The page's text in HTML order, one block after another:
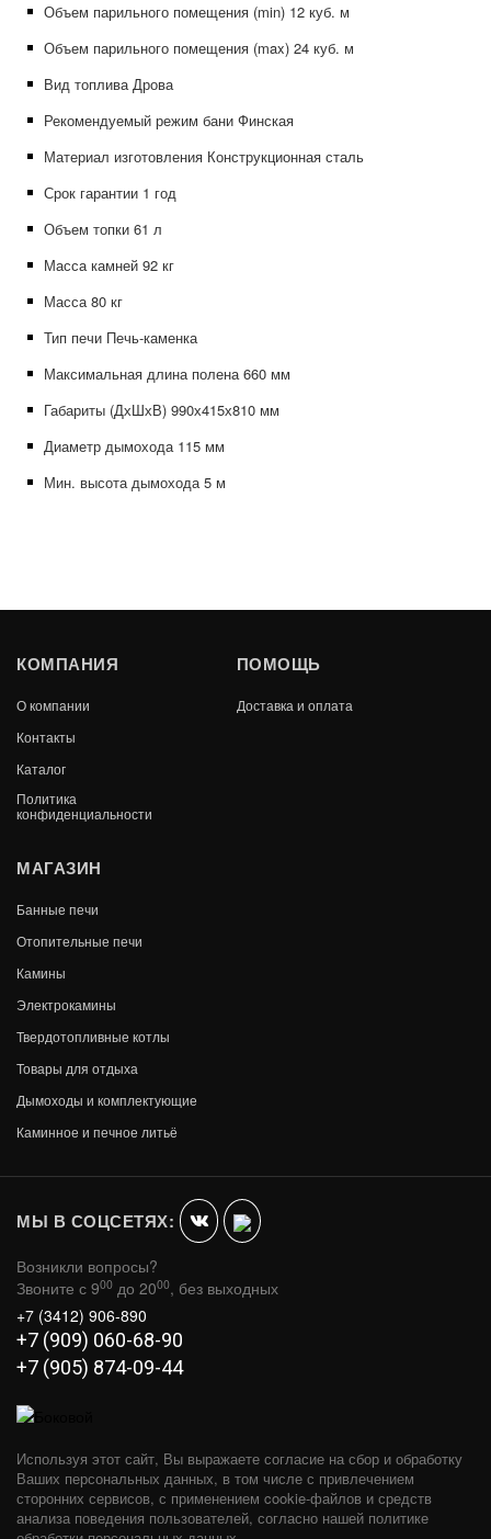
Объем парильного помещения (min) 12 куб. м
Объем парильного помещения (max) 24 куб. м
Вид топлива Дрова
Рекомендуемый режим бани Финская
Материал изготовления Конструкционная сталь
Срок гарантии 1 год
Объем топки 61 л
Масса камней 92 кг
Масса 80 кг
Тип печи Печь-каменка
Максимальная длина полена 660 мм
Габариты (ДхШхВ) 990х415х810 мм
Диаметр дымохода 115 мм
Мин. высота дымохода 5 м
КОМПАНИЯ
О компании
Контакты
Каталог
Политика
конфиденциальности
ПОМОЩЬ
Доставка и оплата
МАГАЗИН
Банные печи
Отопительные печи
Камины
Электрокамины
Твердотопливные котлы
Товары для отдыха
Дымоходы и комплектующие
Каминное и печное литьё
МЫ В СОЦСЕТЯХ:
Возникли вопросы?
Звоните с 900 до 2000, без выходных
+7 (3412) 906-890
+7 (909) 060-68-90
+7 (905) 874-09-44
Используя этот сайт, Вы выражаете согласие на сбор и обработку
Ваших персональных данных, в том числе с привлечением
сторонних сервисов, с применением cookie-файлов и средств
анализа поведения пользователей, согласно нашей политике